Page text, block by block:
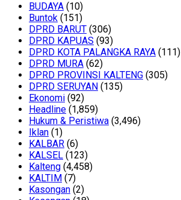
BUDAYA (10)
Buntok (151)
DPRD BARUT (306)
DPRD KAPUAS (93)
DPRD KOTA PALANGKA RAYA (111)
DPRD MURA (62)
DPRD PROVINSI KALTENG (305)
DPRD SERUYAN (135)
Ekonomi (92)
Headline (1,859)
Hukum & Peristiwa (3,496)
Iklan (1)
KALBAR (6)
KALSEL (123)
Kalteng (4,458)
KALTIM (7)
Kasongan (2)